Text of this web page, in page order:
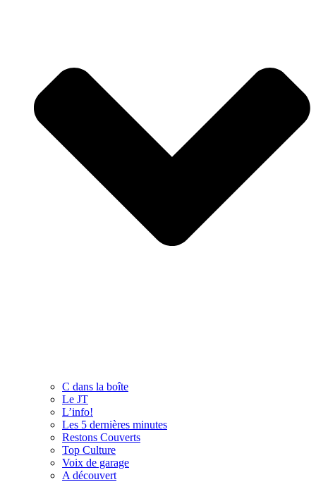
C dans la boîte
Le JT
L’info!
Les 5 dernières minutes
Restons Couverts
Top Culture
Voix de garage
A découvert